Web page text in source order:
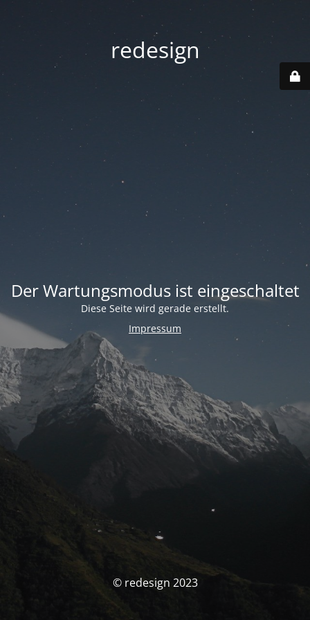
redesign
Der Wartungsmodus ist eingeschaltet
Diese Seite wird gerade erstellt.
Impressum
© redesign 2023